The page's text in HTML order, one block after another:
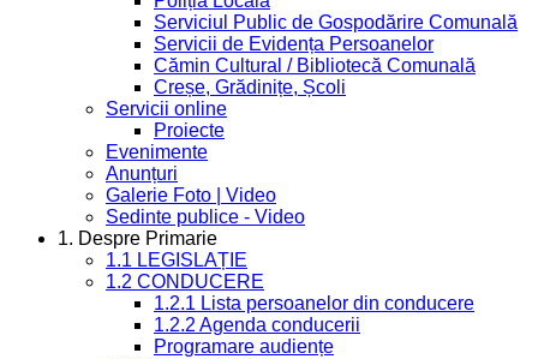
Serviciul Public de Gospodărire Comunală
Servicii de Evidența Persoanelor
Cămin Cultural / Bibliotecă Comunală
Creșe, Grădinițe, Școli
Servicii online
Proiecte
Evenimente
Anunțuri
Galerie Foto | Video
Sedinte publice - Video
1. Despre Primarie
1.1 LEGISLAȚIE
1.2 CONDUCERE
1.2.1 Lista persoanelor din conducere
1.2.2 Agenda conducerii
Programare audiențe